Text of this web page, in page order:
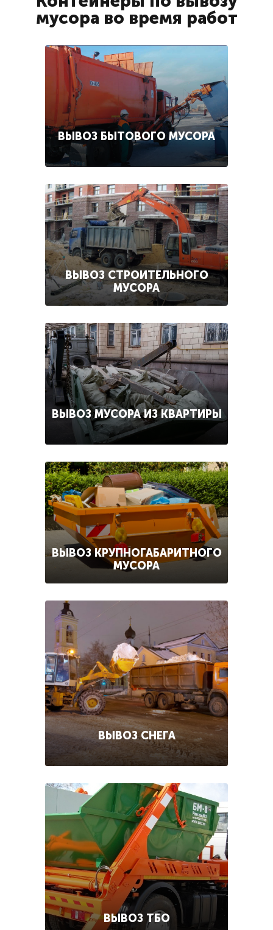
мусора во время работ
ВЫВОЗ БЫТОВОГО МУСОРА
ВЫВОЗ СТРОИТЕЛЬНОГО
МУСОРА
ВЫВОЗ МУСОРА ИЗ КВАРТИРЫ
ВЫВОЗ КРУПНОГАБАРИТНОГО
МУСОРА
ВЫВОЗ СНЕГА
ВЫВОЗ ТБО